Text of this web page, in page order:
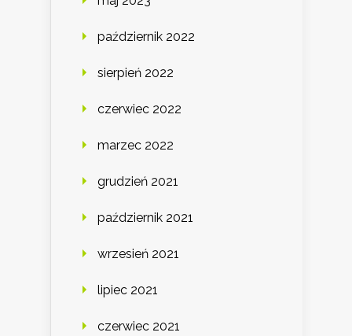
październik 2022
sierpień 2022
czerwiec 2022
marzec 2022
grudzień 2021
październik 2021
wrzesień 2021
lipiec 2021
czerwiec 2021